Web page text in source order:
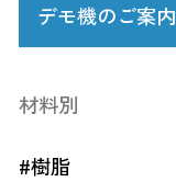
デモ機のご案内
材料別
#樹脂